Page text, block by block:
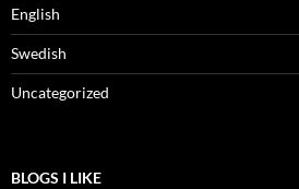
English
Swedish
Uncategorized
BLOGS I LIKE